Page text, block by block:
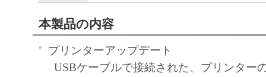
本製品の内容
プリンターアップデート
USBケーブルで接続された、プリンター